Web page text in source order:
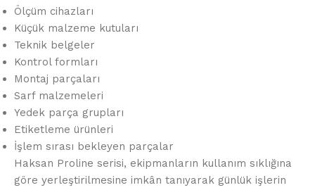
Ölçüm cihazları
Küçük malzeme kutuları
Teknik belgeler
Kontrol formları
Montaj parçaları
Sarf malzemeleri
Yedek parça grupları
Etiketleme ürünleri
İşlem sırası bekleyen parçalar
Haksan Proline serisi, ekipmanların kullanım sıklığına
göre yerleştirilmesine imkân tanıyarak günlük işlerin